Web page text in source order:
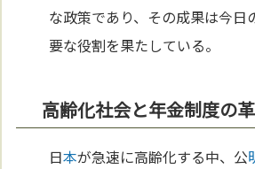
な政策であり、その成果は今日
要な役割を果たしている。
高齢化社会と年金制度の
日本が急速に高齢化する中、公